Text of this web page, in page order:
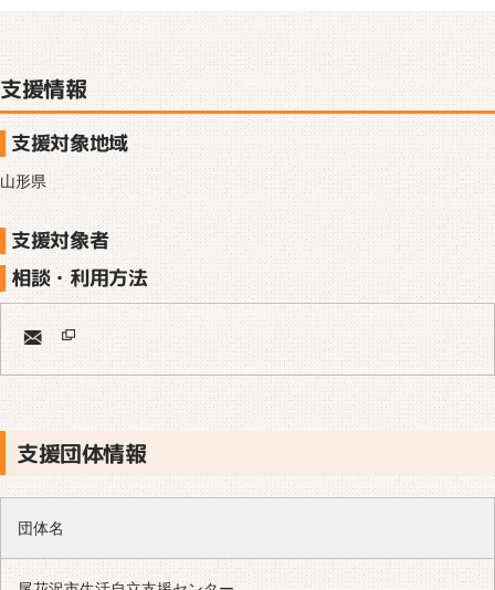
支援情報
支援対象地域
山形県
支援対象者
相談・利用方法
支援団体情報
団体名